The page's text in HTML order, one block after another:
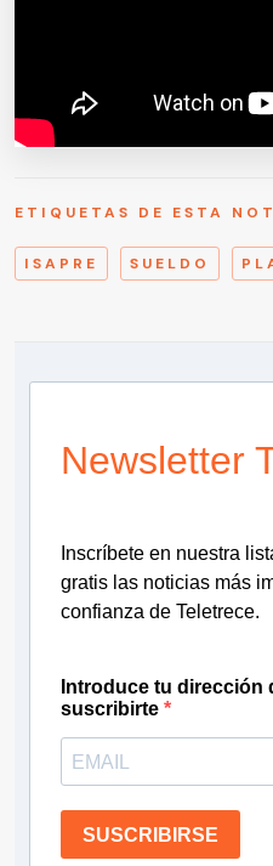
ETIQUETAS DE ESTA
ISAPRE SUELDO
Newsletter
Inscríbete en nuestra
gratis las noticias más
confianza de Teletrece.
Introduce tu dirección
suscribirte
SUSCRIBIRSE